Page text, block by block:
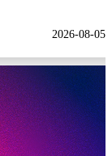
2026-08-05